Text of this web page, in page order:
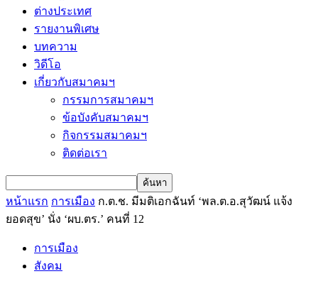
ต่างประเทศ
รายงานพิเศษ
บทความ
วิดีโอ
เกี่ยวกับสมาคมฯ
กรรมการสมาคมฯ
ข้อบังคับสมาคมฯ
กิจกรรมสมาคมฯ
ติดต่อเรา
หน้าแรก การเมือง ก.ต.ช. มีมติเอกฉันท์ ‘พล.ต.อ.สุวัฒน์ แจ้ง
ยอดสุข’ นั่ง ‘ผบ.ตร.’ คนที่ 12
การเมือง
สังคม